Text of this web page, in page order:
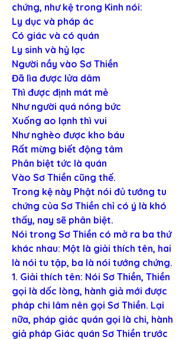
chứng, như kệ trong Kinh nói:
Ly dục và pháp ác
Có giác và có quán
Ly sinh và hỷ lạc
Người nầy vào Sơ Thiền
Đã lìa được lửa dâm
Thì được định mát mẻ
Như người quá nóng bức
Xuống ao lạnh thì vui
Như nghèo được kho báu
Rất mừng biết động tâm
Phân biệt tức là quán
Vào Sơ Thiền cũng thế.
Trong kệ này Phật nói đủ tướng tu
chứng của Sơ Thiền chỉ có ý là khó
thấy, nay sẽ phân biệt.
Nói trong Sơ Thiền có mở ra ba thứ
khác nhau: Một là giải thích tên, hai
là nói tu tập, ba là nói tướng chứng.
1. Giải thích tên: Nói Sơ Thiền, Thiền
gọi là dốc lòng, hành giả mới được
pháp chi lâm nên gọi Sơ Thiền. Lại
nữa, pháp giác quán gọi là chi, hành
giả pháp Giác quán Sơ Thiền trước